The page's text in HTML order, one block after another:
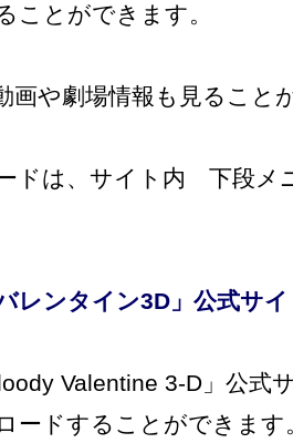
ことができます。
画や劇場情報も見ること
ドは、サイト内 下段メ
レンタイン3D」公式サ
Valentine 3-D」公式
ードすることができま